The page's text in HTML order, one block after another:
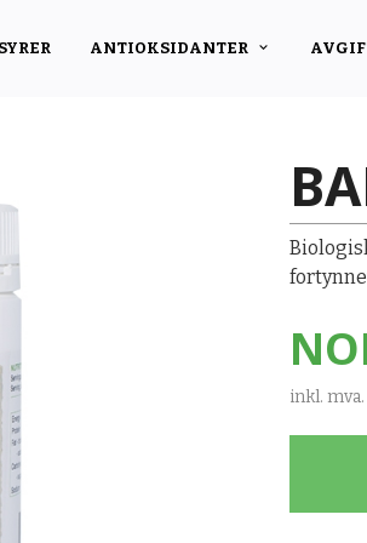
ANTIOKSIDANTER
inkl. mva.